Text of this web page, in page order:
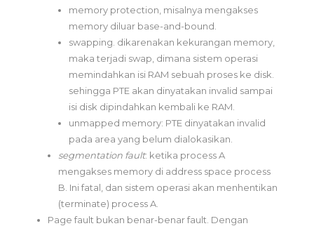
memory protection, misalnya mengakses
memory diluar base-and-bound.
swapping. dikarenakan kekurangan memory,
maka terjadi swap, dimana sistem operasi
memindahkan isi RAM sebuah proses ke disk.
sehingga PTE akan dinyatakan invalid sampai
isi disk dipindahkan kembali ke RAM.
unmapped memory: PTE dinyatakan invalid
pada area yang belum dialokasikan.
segmentation fault: ketika process A
mengakses memory di address space process
B. Ini fatal, dan sistem operasi akan menhentikan
(terminate) process A.
Page fault bukan benar-benar fault. Dengan